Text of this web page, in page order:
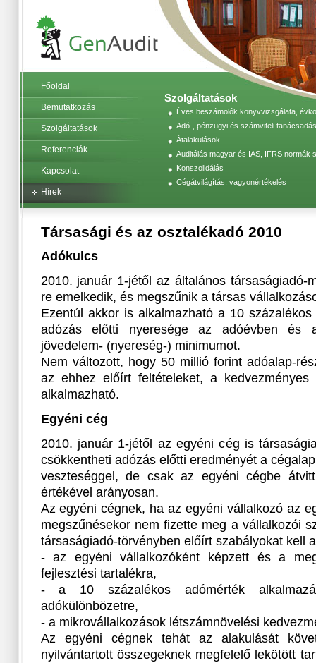
Főoldal
Bemutatkozás
Szolgáltatások
Referenciák
Kapcsolat
Hírek
Szolgáltatások
Éves beszámolók könyvvizsgálata,
Adó-, pénzügyi és számviteli
Átalakulások
Auditálás magyar és IAS, IFRS normák
Konszolidálás
Cégátvilágítás, vagyonértékelés
Társasági és az osztalékadó 2010
Adókulcs
2010. január 1-jétől az általános társaságiadó-
re emelkedik, és megszűnik a társas
Ezentúl akkor is alkalmazható a 10
adózás előtti nyeresége az adóévben és
jövedelem- (nyereség-) minimumot.
Nem változott, hogy 50 millió forint adóalap-
az ehhez előírt feltételeket, a kedvezményes
alkalmazható.
Egyéni cég
2010. január 1-jétől az egyéni cég is
csökkentheti adózás előtti eredményét a
veszteséggel, de csak az egyéni cégbe
értékével arányosan.
Az egyéni cégnek, ha az egyéni vállalkozó az
megszűnésekor nem fizette meg a vállalkozói
társaságiadó-törvényben előírt szabályokat kell
- az egyéni vállalkozóként képzett és a
fejlesztési tartalékra,
- a 10 százalékos adómérték
adókülönbözetre,
- a mikrovállalkozások létszámnövelési
Az egyéni cégnek tehát az alakulását
nyilvántartott összegeknek megfelelő lekötött